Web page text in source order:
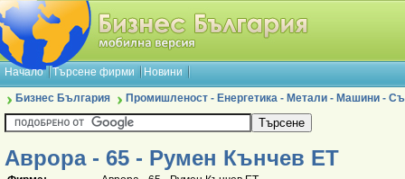
Начало Търсене фирми Новини
Бизнес България Промишленост - Енергетика - Метали - Машини -
Аврора - 65 - Румен Кънчев ЕТ